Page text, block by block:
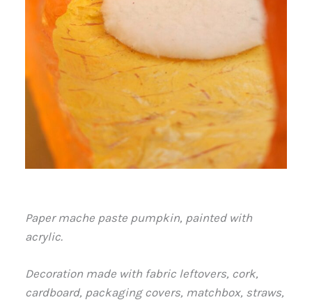
Paper mache paste pumpkin, painted with
acrylic.
Decoration made with fabric leftovers, cork,
cardboard, packaging covers, matchbox, straws,